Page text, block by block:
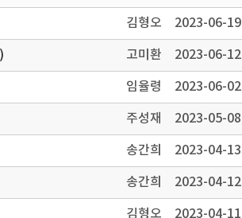
김형오 2023-06-19
고미환 2023-06-12
임율령 2023-06-02
주성재 2023-05-08
송간희 2023-04-13
송간희 2023-04-12
김형오 2023-04-11